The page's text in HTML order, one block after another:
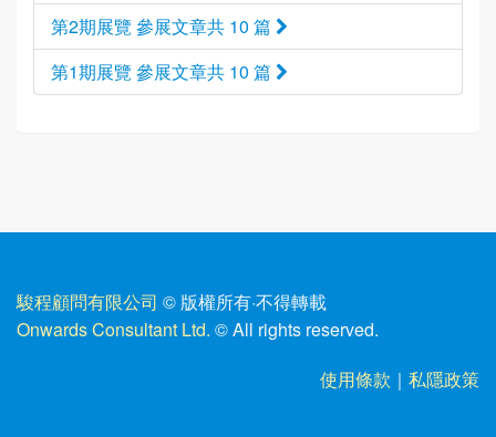
第2期展覽 參展文章共 10 篇
第1期展覽 參展文章共 10 篇
駿程顧問有限公司 © 版權所有·不得轉載
Onwards Consultant Ltd. © All rights reserved.
使用條款 ｜ 私隱政策